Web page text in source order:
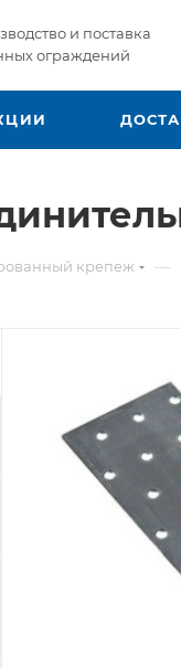
и поставка
ограждений
крепеж —